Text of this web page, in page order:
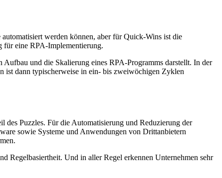
werden können, aber für Quick-Wins ist die
für eine RPA-Implementierung.
und die Skalierung eines RPA-Programms darstellt. In der
ist dann typischerweise in ein- bis zweiwöchigen Zyklen
Puzzles. Für die Automatisierung und Reduzierung der
sowie Systeme und Anwendungen von Drittanbietern
Regelbasiertheit. Und in aller Regel erkennen Unternehmen sehr